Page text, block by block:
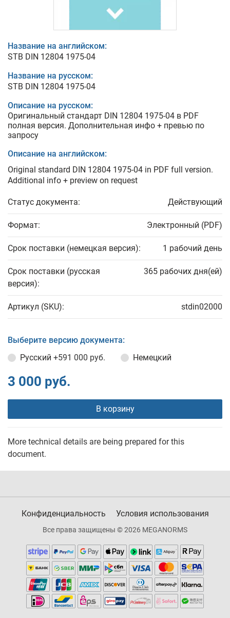
Название на английском:
STB DIN 12804 1975-04
Название на русском:
STB DIN 12804 1975-04
Описание на русском:
Оригинальный стандарт DIN 12804 1975-04 в PDF
полная версия. Дополнительная инфо + превью по
запросу
Описание на английском:
Original standard DIN 12804 1975-04 in PDF full version.
Additional info + preview on request
Статус документа: Действующий
Формат: Электронный (PDF)
Срок поставки (немецкая версия): 1 рабочий день
Срок поставки (русская
версия):
365 рабочих дня(ей)
Артикул (SKU): stdin02000
Выберите версию документа:
Русский +591 000 руб. Немецкий
3 000 руб.
В корзину
More technical details are being prepared for this
document.
Конфиденциальность Условия использования
Все права защищены © 2026 MEGANORMS